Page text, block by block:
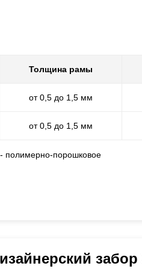
Толщина рамы
от 0,5 до 1,5 мм
от 0,5 до 1,5 мм
полимерно-порошковое